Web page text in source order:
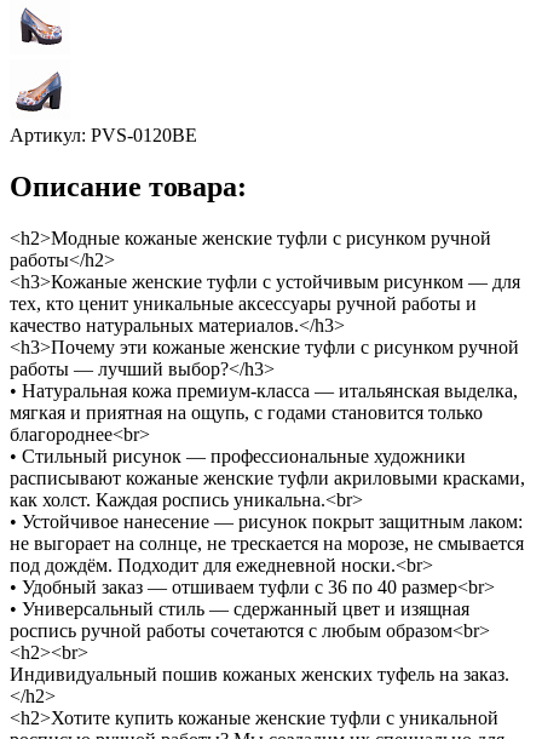
Артикул: PVS-0120BE
Описание товара:
<h2>Модные кожаные женские туфли с рисунком ручной
работы</h2>
<h3>Кожаные женские туфли с устойчивым рисунком — для
тех, кто ценит уникальные аксессуары ручной работы и
качество натуральных материалов.</h3>
<h3>Почему эти кожаные женские туфли с рисунком ручной
работы — лучший выбор?</h3>
• Натуральная кожа премиум-класса — итальянская выделка,
мягкая и приятная на ощупь, с годами становится только
благороднее<br>
• Стильный рисунок — профессиональные художники
расписывают кожаные женские туфли акриловыми красками,
как холст. Каждая роспись уникальна.<br>
• Устойчивое нанесение — рисунок покрыт защитным лаком:
не выгорает на солнце, не трескается на морозе, не смывается
под дождём. Подходит для ежедневной носки.<br>
• Удобный заказ — отшиваем туфли с 36 по 40 размер<br>
• Универсальный стиль — сдержанный цвет и изящная
роспись ручной работы сочетаются с любым образом<br>
<h2><br>
Индивидуальный пошив кожаных женских туфель на заказ.
</h2>
<h2>Хотите купить кожаные женские туфли с уникальной